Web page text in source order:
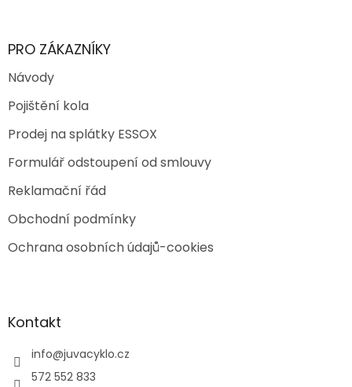
PRO ZÁKAZNÍKY
Návody
Pojištění kola
Prodej na splátky ESSOX
Formulář odstoupení od smlouvy
Reklamační řád
Obchodní podmínky
Ochrana osobních údajů-cookies
Kontakt
info@juvacyklo.cz
572 552 833